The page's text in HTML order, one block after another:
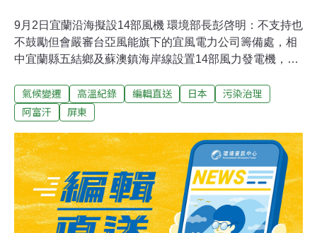
9月2日宜蘭沿海擬設14部風機 環境部長彭啓明：不支持也
不鼓勵但會嚴審台亞風能旗下的宜風電力公司籌備處，相
中宜蘭縣五結鄉及蘇澳鎮海岸線設置14部風力發電機，引
環境部不支持也不鼓勵，但會嚴審把關，並與鄉親振臂高
喊「守護宜蘭，拒絕風機」表達立場。（自由時報報導）
殘骸花蓮豐濱鄉石梯港東邊約3浬的海域，上月25日有漁
民通報發現大型不明海漂物體，貌似有木頭及塑膠的複合
材質的平板，總重估超過500公斤，經通報後，中研院出
面「認領」，原來是無人研究船的殘骸，最後由花蓮縣環
保局委請合格業者完成處置，暫放石梯港的廢棄漁網暫置
區將進行清運。（自由時報報導）
氣候變遷 高溫紀錄 編輯直送 日本
污染治理
阿富汗
屏東